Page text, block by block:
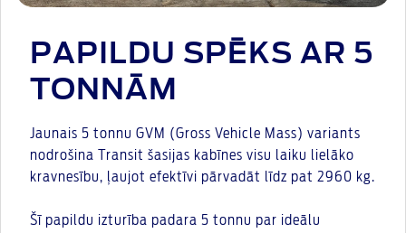
PAPILDU SPĒKS AR 5
TONNĀM
Jaunais 5 tonnu GVM (Gross Vehicle Mass) variants
nodrošina Transit šasijas kabīnes visu laiku lielāko
kravnesību, ļaujot efektīvi pārvadāt līdz pat 2960 kg.
Šī papildu izturība padara 5 tonnu par ideālu